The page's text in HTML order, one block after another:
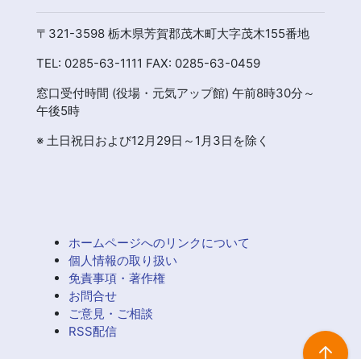
〒321-3598 栃木県芳賀郡茂木町大字茂木155番地
TEL: 0285-63-1111 FAX: 0285-63-0459
窓口受付時間 (役場・元気アップ館) 午前8時30分～
午後5時
※ 土日祝日および12月29日～1月3日を除く
ホームページへのリンクについて
個人情報の取り扱い
免責事項・著作権
お問合せ
ご意見・ご相談
RSS配信